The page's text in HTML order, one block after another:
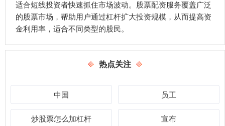
适合短线投资者快速抓住市场波动。股票配资服务覆盖广泛
的股票市场，帮助用户通过杠杆扩大投资规模，从而提高资
金利用率，适合不同类型的股民。
热点关注
中国 员工
炒股票怎么加杠杆 宣布